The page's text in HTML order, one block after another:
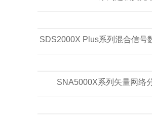
SDS2000X Plus系列混合信号
SNA5000X系列矢量网络